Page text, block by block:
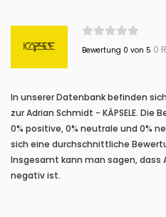
Bewertung 0 von 5 0
In unserer Datenbank befinden
zur Adrian Schmidt - KÄPSELE.
0% positive, 0% neutrale und 0%
sich eine durchschnittliche
Insgesamt kann man sagen, dass
negativ ist.